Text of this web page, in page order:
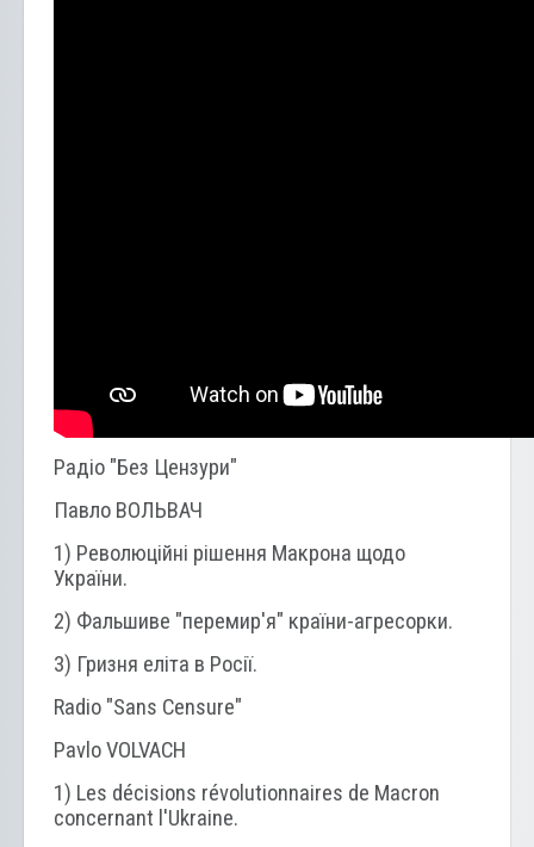
Радіо "Без Цензури"
Павло ВОЛЬВАЧ
1) Революційні рішення Макрона щодо
України.
2) Фальшиве "перемир'я" країни-агресорки.
3) Гризня еліта в Росії.
Radio "Sans Censure"
Pavlo VOLVACH
1) Les décisions révolutionnaires de Macron
concernant l'Ukraine.